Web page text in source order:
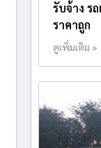
รับจ้าง ร
ราคาถูก
ดูเพิ่มเติม »